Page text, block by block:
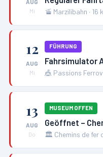
AUG
Mi
🚡 Marzilibahn · 16
12
AUG
Mi
FÜHRUNG
Fahrsimulator
🎪 Passions
13
AUG
Do
MUSEUM OFFEN
Geöffnet –
🏛️ Chemins de fer